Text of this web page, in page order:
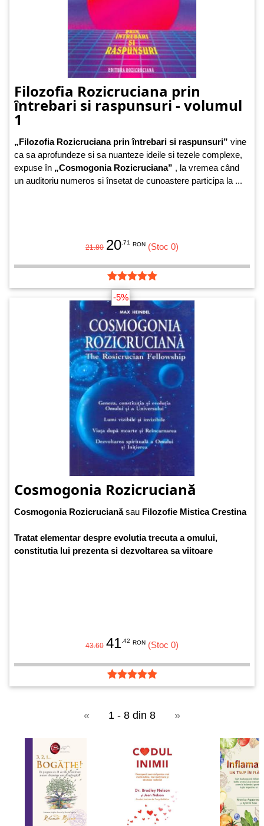
Filozofia Rozicruciana prin
întrebari si raspunsuri - volumul
1
„Filozofia Rozicruciana prin întrebari si raspunsuri” vine
ca sa aprofundeze si sa nuanteze ideile si tezele complexe,
expuse în „Cosmogonia Rozicruciana” , la vremea când
un auditoriu numeros si însetat de cunoastere participa la ...
21.80 20 .71 RON (Stoc 0)
-5%
Cosmogonia Rozicruciană
Cosmogonia Rozicrucianăsau Filozofie Mistica Crestina
Tratat elementar despre evolutia trecuta a omului,
constitutia lui prezenta si dezvoltarea sa viitoare
43.60 41 .42 RON (Stoc 0)
« 1 - 8 din 8 »